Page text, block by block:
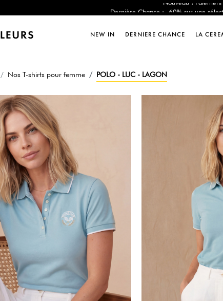
Dernière Chance : -60% sur une
Dernière Chance : -60% sur une
NEW IN DERNIERE CHANCE LA
Nos T-shirts pour femme POLO - LUC - LAGON